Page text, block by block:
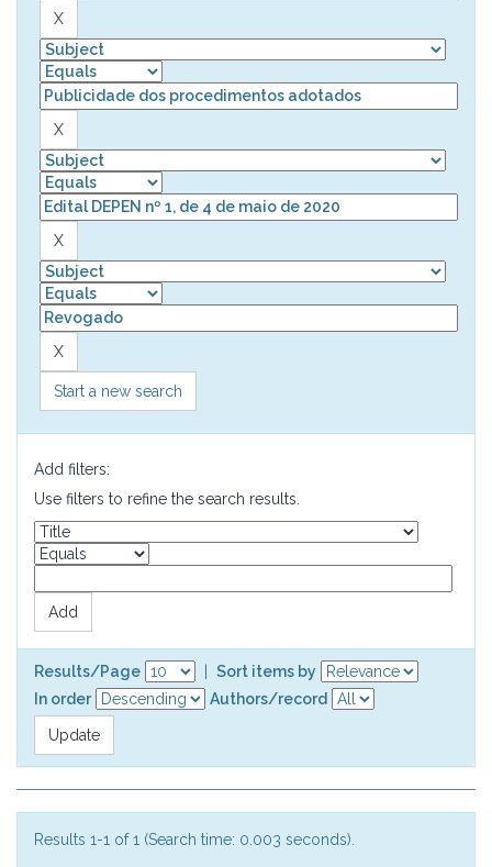
Start a new search
Add filters:
Use filters to refine the search results.
Results/Page
Sort items by
In order
Authors/record
Results 1-1 of 1 (Search time: 0.003 seconds).